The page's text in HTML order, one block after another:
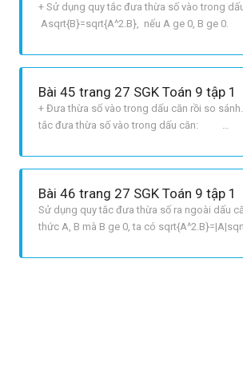
+ Sử dụng quy tắc đưa thừa số vào trong
Asqrt{B}=sqrt{A^2.B}, nếu A ge 0, B ge
có: +
Bài 45 trang 27 SGK Toán 9 tập 1
+ Đưa thừa số vào trong dấu căn rồi so
tắc đưa thừa số vào trong dấu căn:
Asqrt{B}=sqrt{A^2.B}, nếu A < 0, Bge 0. +
Bài 46 trang 27 SGK Toán 9 tập 1
Sử dụng quy tắc đưa thừa số ra ngoài dấu
thức A, B mà B ge 0, ta có
sqrt{A^2.B}=Asqrt{B}, nếu A < 0. LỜI GIẢI